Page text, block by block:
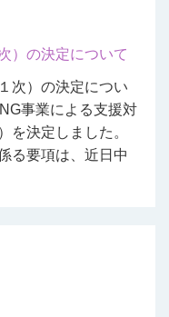
）の決定について
次）の決定につい
事業による支援対
を決定しました。
る要項は、近日中